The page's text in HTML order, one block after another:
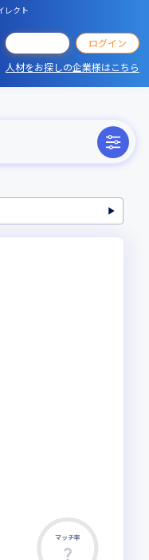
レクト
ログイン
人材をお探しの企業様はこちら
マッチ率